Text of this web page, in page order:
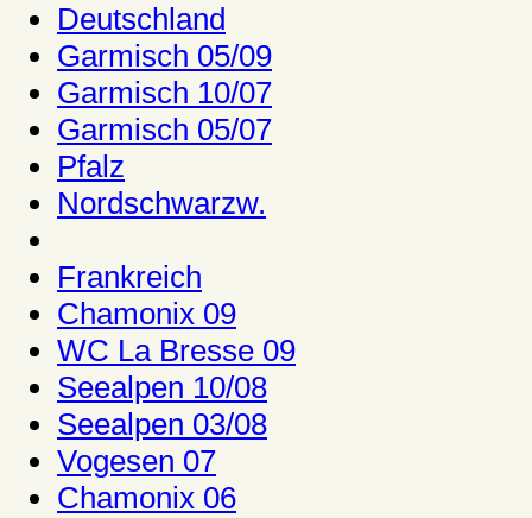
Deutschland
Garmisch 05/09
Garmisch 10/07
Garmisch 05/07
Pfalz
Nordschwarzw.
Frankreich
Chamonix 09
WC La Bresse 09
Seealpen 10/08
Seealpen 03/08
Vogesen 07
Chamonix 06